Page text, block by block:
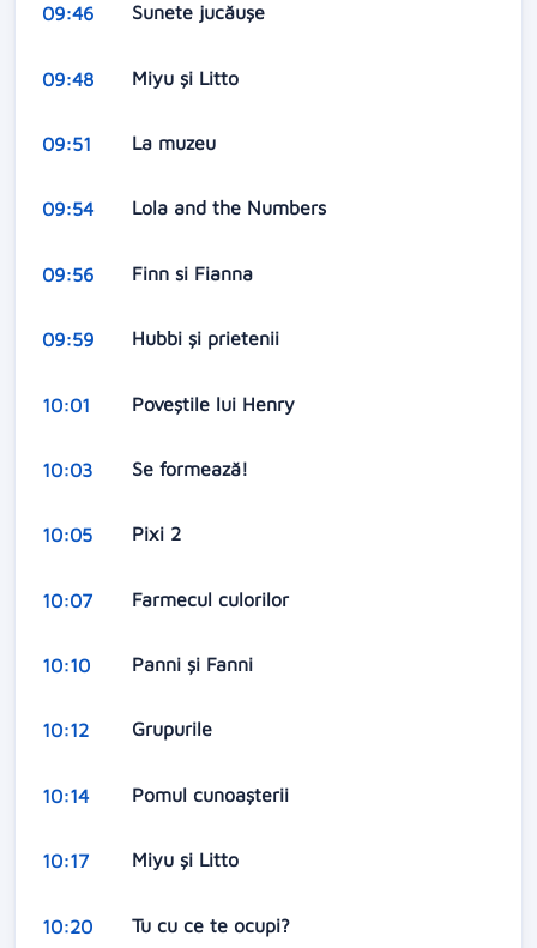
09:46 Sunete jucăuşe
09:48 Miyu şi Litto
09:51 La muzeu
09:54 Lola and the Numbers
09:56 Finn si Fianna
09:59 Hubbi şi prietenii
10:01 Poveștile lui Henry
10:03 Se formează!
10:05 Pixi 2
10:07 Farmecul culorilor
10:10 Panni şi Fanni
10:12 Grupurile
10:14 Pomul cunoaşterii
10:17 Miyu şi Litto
10:20 Tu cu ce te ocupi?